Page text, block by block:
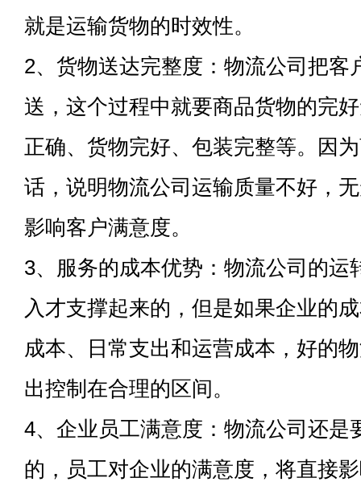
就是运输货物的时效性。
2、货物送达完整度：物流公司把客
送，这个过程中就要商品货物的完
正确、货物完好、包装完整等。因
话，说明物流公司运输质量不好，
影响客户满意度。
3、服务的成本优势：物流公司的运
入才支撑起来的，但是如果企业的
成本、日常支出和运营成本，好的
出控制在合理的区间。
4、企业员工满意度：物流公司还是
的，员工对企业的满意度，将直接